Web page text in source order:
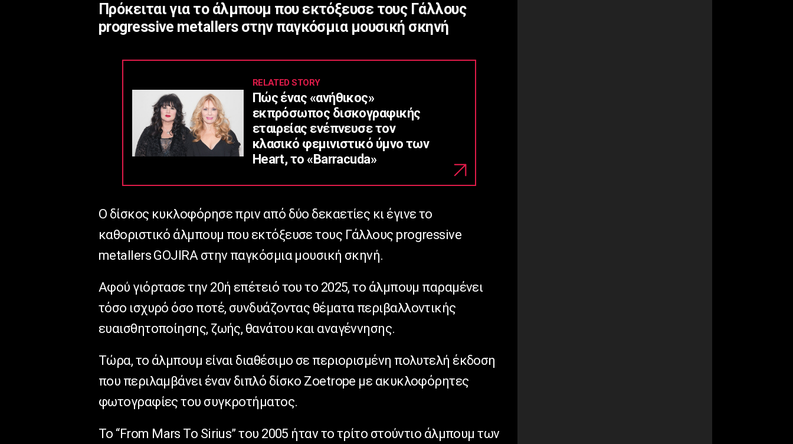
Πρόκειται για το άλμπουμ που εκτόξευσε τους Γάλλους
progressive metallers στην παγκόσμια μουσική σκηνή
RELATED STORY
Πώς ένας «ανήθικος»
εκπρόσωπος δισκογραφικής
εταιρείας ενέπνευσε τον
κλασικό φεμινιστικό ύμνο των
Heart, το «Barracuda»
Ο δίσκος κυκλοφόρησε πριν από δύο δεκαετίες κι έγινε το
καθοριστικό άλμπουμ που εκτόξευσε τους Γάλλους progressive
metallers GOJIRA στην παγκόσμια μουσική σκηνή.
Αφού γιόρτασε την 20ή επέτειό του το 2025, το άλμπουμ παραμένει
τόσο ισχυρό όσο ποτέ, συνδυάζοντας θέματα περιβαλλοντικής
ευαισθητοποίησης, ζωής, θανάτου και αναγέννησης.
Τώρα, το άλμπουμ είναι διαθέσιμο σε περιορισμένη πολυτελή έκδοση
που περιλαμβάνει έναν διπλό δίσκο Zoetrope με ακυκλοφόρητες
φωτογραφίες του συγκροτήματος.
Το “From Mars To Sirius” του 2005 ήταν το τρίτο στούντιο άλμπουμ των